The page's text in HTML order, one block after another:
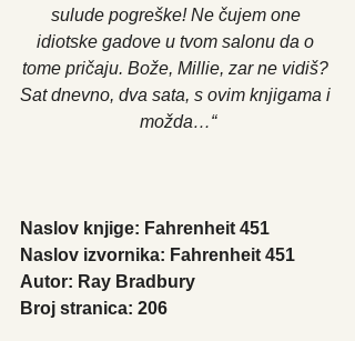
sulude pogreške! Ne čujem one
idiotske gadove u tvom salonu da o
tome pričaju. Bože, Millie, zar ne vidiš?
Sat dnevno, dva sata, s ovim knjigama i
možda…“
Naslov knjige: Fahrenheit 451
Naslov izvornika: Fahrenheit 451
Autor: Ray Bradbury
Broj stranica: 206